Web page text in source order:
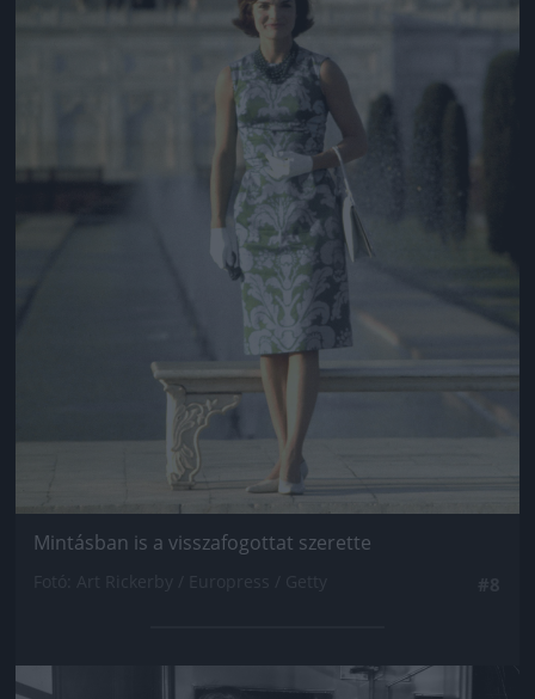
Mintásban is a visszafogottat szerette